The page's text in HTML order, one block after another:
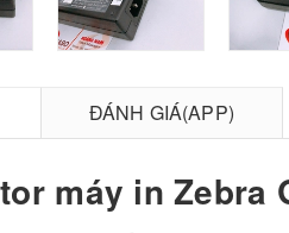
ĐÁNH GIÁ(APP)
máy in Zebra